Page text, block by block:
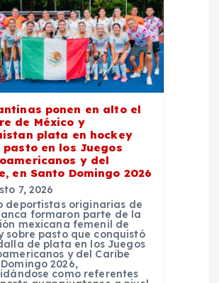
ponen en alto el
de México y
plata en hockey
pasto en los Juegos
y del
en Santo Domingo 2026
7, 2026
deportistas originarias de
formaron parte de la
mexicana femenil de
sobre pasto que conquistó
de plata en los Juegos
y del Caribe
2026,
como referentes